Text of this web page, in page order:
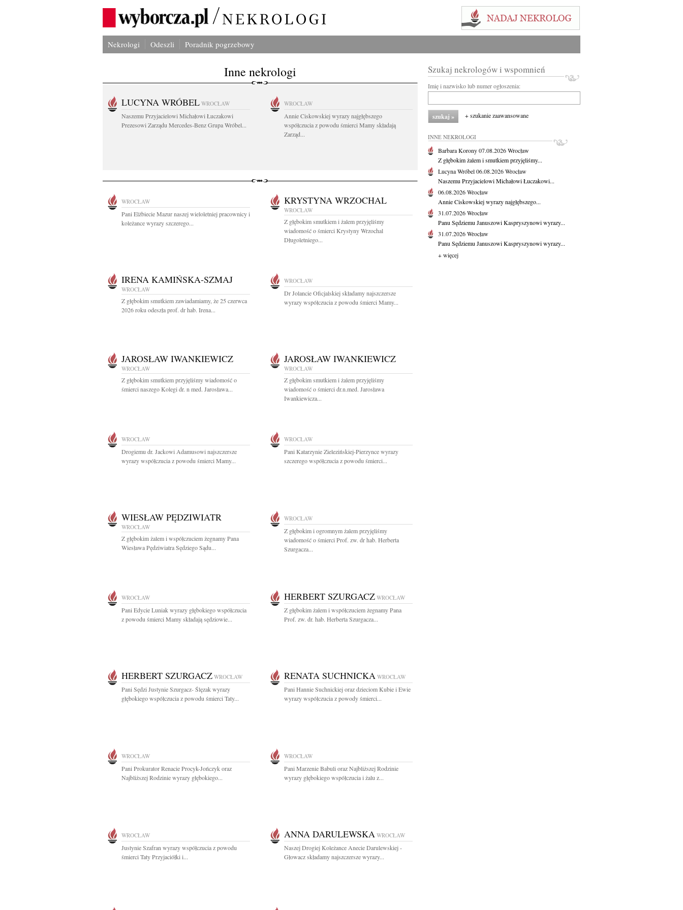
Nekrologi Odeszli Poradnik pogrzebowy
Inne nekrologi
LUCYNA WRÓBEL WROCŁAW
Naszemu Przyjacielowi Michałowi Łuczakowi
Prezesowi Zarządu Mercedes-Benz Grupa Wróbel...
WROCŁAW
Annie Ciskowskiej wyrazy najgłębszego
współczucia z powodu śmierci Mamy składają
Zarząd...
WROCŁAW
Pani Elżbiecie Mazur naszej wieloletniej pracownicy i
koleżance wyrazy szczerego...
KRYSTYNA WRZOCHAL
WROCŁAW
Z głębokim smutkiem i żalem przyjęliśmy
wiadomość o śmierci Krystyny Wrzochal
Długoletniego...
IRENA KAMIŃSKA-SZMAJ
WROCŁAW
Z głębokim smutkiem zawiadamiamy, że 25 czerwca
2026 roku odeszła prof. dr hab. Irena...
WROCŁAW
Dr Jolancie Oficjalskiej składamy najszczersze
wyrazy współczucia z powodu śmierci Mamy...
JAROSŁAW IWANKIEWICZ
WROCŁAW
Z głębokim smutkiem przyjęliśmy wiadomość o
śmierci naszego Kolegi dr. n med. Jarosława...
JAROSŁAW IWANKIEWICZ
WROCŁAW
Z głębokim smutkiem i żalem przyjęliśmy
wiadomość o śmierci dr.n.med. Jarosława
Iwankiewicza...
WROCŁAW
Drogiemu dr. Jackowi Adamusowi najszczersze
wyrazy współczucia z powodu śmierci Mamy...
WROCŁAW
Pani Katarzynie Zielezińskiej-Pierzynce wyrazy
szczerego współczucia z powodu śmierci...
WIESŁAW PĘDZIWIATR
WROCŁAW
Z głębokim żalem i współczuciem żegnamy Pana
Wiesława Pędziwiatra Sędziego Sądu...
WROCŁAW
Z głębokim i ogromnym żalem przyjęliśmy
wiadomość o śmierci Prof. zw. dr hab. Herberta
Szurgacza...
WROCŁAW
Pani Edycie Luniak wyrazy głębokiego współczucia
z powodu śmierci Mamy składają sędziowie...
HERBERT SZURGACZ WROCŁAW
Z głębokim żalem i współczuciem żegnamy Pana
Prof. zw. dr. hab. Herberta Szurgacza...
HERBERT SZURGACZ WROCŁAW
Pani Sędzi Justynie Szurgacz- Ślęzak wyrazy
głębokiego współczucia z powodu śmierci Taty...
RENATA SUCHNICKA WROCŁAW
Pani Hannie Suchnickiej oraz dzieciom Kubie i Ewie
wyrazy współczucia z powody śmierci...
WROCŁAW
Pani Prokurator Renacie Procyk-Jończyk oraz
Najbliższej Rodzinie wyrazy głębokiego...
WROCŁAW
Pani Marzenie Babuli oraz Najbliższej Rodzinie
wyrazy głębokiego współczucia i żalu z...
WROCŁAW
Justynie Szafran wyrazy współczucia z powodu
śmierci Taty Przyjaciółki i...
ANNA DARULEWSKA WROCŁAW
Naszej Drogiej Koleżance Anecie Darulewskiej -
Głowacz składamy najszczersze wyrazy...
Szukaj nekrologów i wspomnień
Imię i nazwisko lub numer ogłoszenia:
+ szukanie zaawansowane
INNE NEKROLOGI
Barbara Korony07.08.2026Wrocław
Z głębokim żalem i smutkiem przyjęliśmy...
Lucyna Wróbel06.08.2026Wrocław
Naszemu Przyjacielowi Michałowi Łuczakowi...
06.08.2026Wrocław
Annie Ciskowskiej wyrazy najgłębszego...
31.07.2026Wrocław
Panu Sędziemu Januszowi Kaspryszynowi wyrazy...
31.07.2026Wrocław
Panu Sędziemu Januszowi Kaspryszynowi wyrazy...
+ więcej